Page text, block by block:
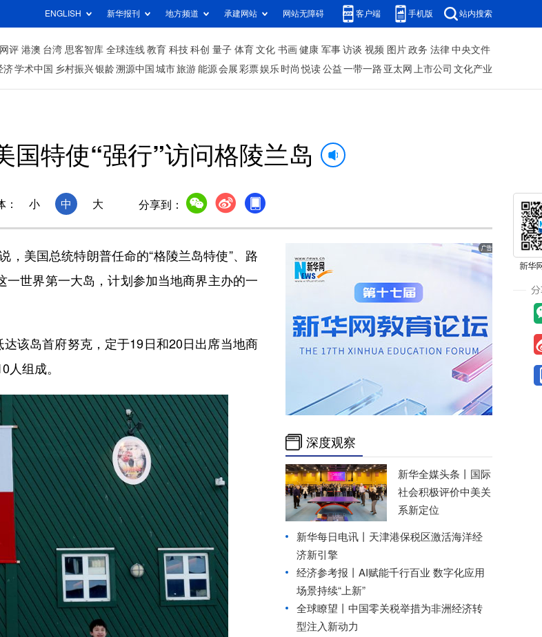
ENGLISH 新华报刊 地方频道 承建网站 网站无障碍 客户端 手机版 站内搜索
网评 港澳 台湾 思客智库 全球连线 教育 科技 科创 量子 体育 文化 书画 健康 军事 访谈 视频 图片 政务 法律 中央文件
济学术中国 乡村振兴银龄溯源中国 城市旅游 能源 会展 彩票娱乐 时尚 悦读 公益 一带一路 亚太网 上市公司 文化产业
国特使“强行”访问格陵兰岛
： 小 中 大 分享到：
美国总统特朗普任命的“格陵兰岛特使”、路
一世界第一大岛，计划参加当地商界主办的一
该岛首府努克，定于19日和20日出席当地商
人组成。
深度观察
新华全媒头条丨
国际
社会积极评价中美关
系新定位
新华每日电讯丨 天津港保税区激活海洋经
济新引擎
经济参考报丨 AI赋能千行百业 数字化应用
场景持续“上新”
全球瞭望丨中国零关税举措为非洲经济转
型注入新动力